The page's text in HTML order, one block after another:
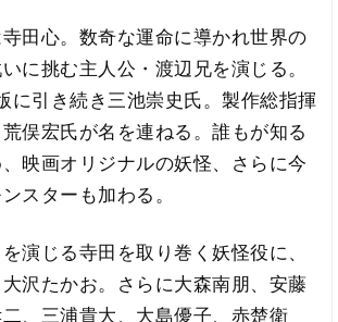
田心。数奇な運命に導かれ世界の
に挑む主人公・渡辺兄を演じる。
に引き続き三池崇史氏。製作総指揮
俣宏氏が名を連ねる。誰もが知る
映画オリジナルの妖怪、さらに今
スターも加わる。
演じる寺田を取り巻く妖怪役に、
沢たかお。さらに大森南朋、安藤
、三浦貴大、大島優子、赤楚衛